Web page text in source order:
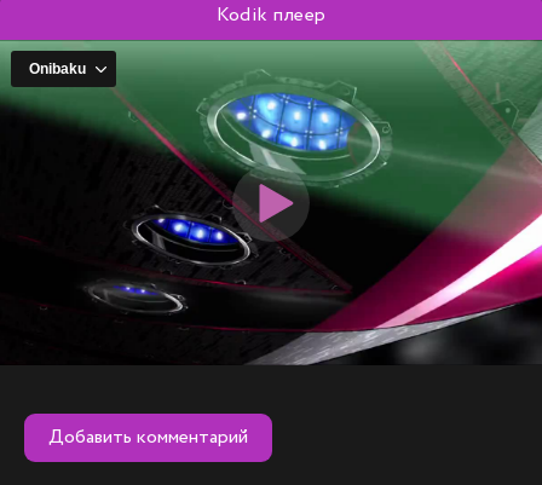
Kodik плеер
Добавить комментарий